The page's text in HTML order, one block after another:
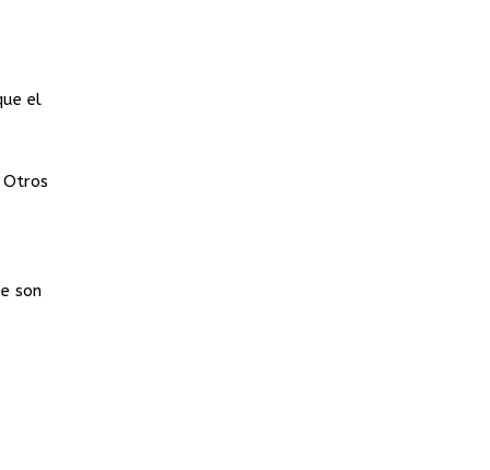
el
son